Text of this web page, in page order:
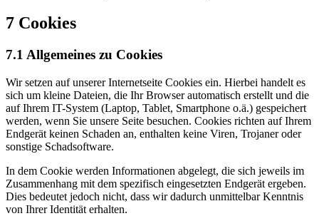
7 Cookies
7.1 Allgemeines zu Cookies
Wir setzen auf unserer Internetseite Cookies ein. Hierbei handelt es
sich um kleine Dateien, die Ihr Browser automatisch erstellt und die
auf Ihrem IT-System (Laptop, Tablet, Smartphone o.ä.) gespeichert
werden, wenn Sie unsere Seite besuchen. Cookies richten auf Ihrem
Endgerät keinen Schaden an, enthalten keine Viren, Trojaner oder
sonstige Schadsoftware.
In dem Cookie werden Informationen abgelegt, die sich jeweils im
Zusammenhang mit dem spezifisch eingesetzten Endgerät ergeben.
Dies bedeutet jedoch nicht, dass wir dadurch unmittelbar Kenntnis
von Ihrer Identität erhalten.